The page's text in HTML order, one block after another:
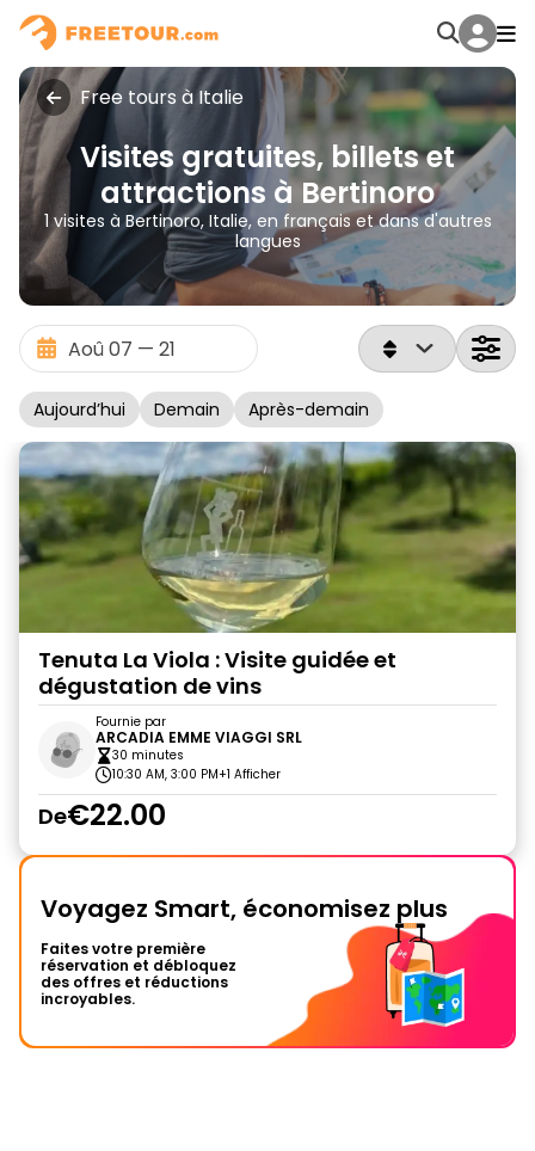
Free tours à Italie
Visites gratuites, billets et
attractions à Bertinoro
1 visites à Bertinoro, Italie, en français et dans d'autres
langues
Aujourd’hui Demain Après-demain
Tenuta La Viola : Visite guidée et
dégustation de vins
Fournie par
ARCADIA EMME VIAGGI SRL
30 minutes
10:30 AM, 3:00 PM+1 Afficher
De€22.00
Voyagez Smart, économisez plus
Faites votre première
réservation et débloquez
des offres et réductions
incroyables.